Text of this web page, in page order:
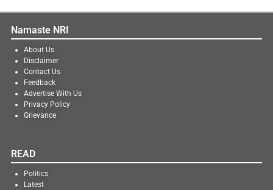
Namaste NRI
About Us
Disclaimer
Contact Us
Feedback
Advertise With Us
Privacy Policy
Grievance
READ
Politics
Latest